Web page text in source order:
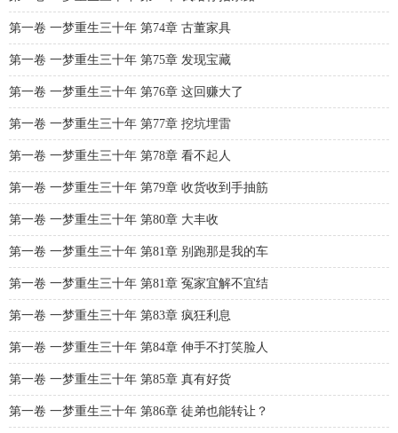
第一卷 一梦重生三十年 第74章 古董家具
第一卷 一梦重生三十年 第75章 发现宝藏
第一卷 一梦重生三十年 第76章 这回赚大了
第一卷 一梦重生三十年 第77章 挖坑埋雷
第一卷 一梦重生三十年 第78章 看不起人
第一卷 一梦重生三十年 第79章 收货收到手抽筋
第一卷 一梦重生三十年 第80章 大丰收
第一卷 一梦重生三十年 第81章 别跑那是我的车
第一卷 一梦重生三十年 第81章 冤家宜解不宜结
第一卷 一梦重生三十年 第83章 疯狂利息
第一卷 一梦重生三十年 第84章 伸手不打笑脸人
第一卷 一梦重生三十年 第85章 真有好货
第一卷 一梦重生三十年 第86章 徒弟也能转让？